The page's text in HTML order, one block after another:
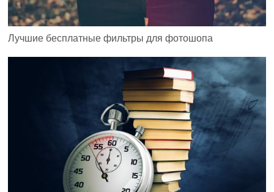
Лучшие бесплатные фильтры для фотошопа